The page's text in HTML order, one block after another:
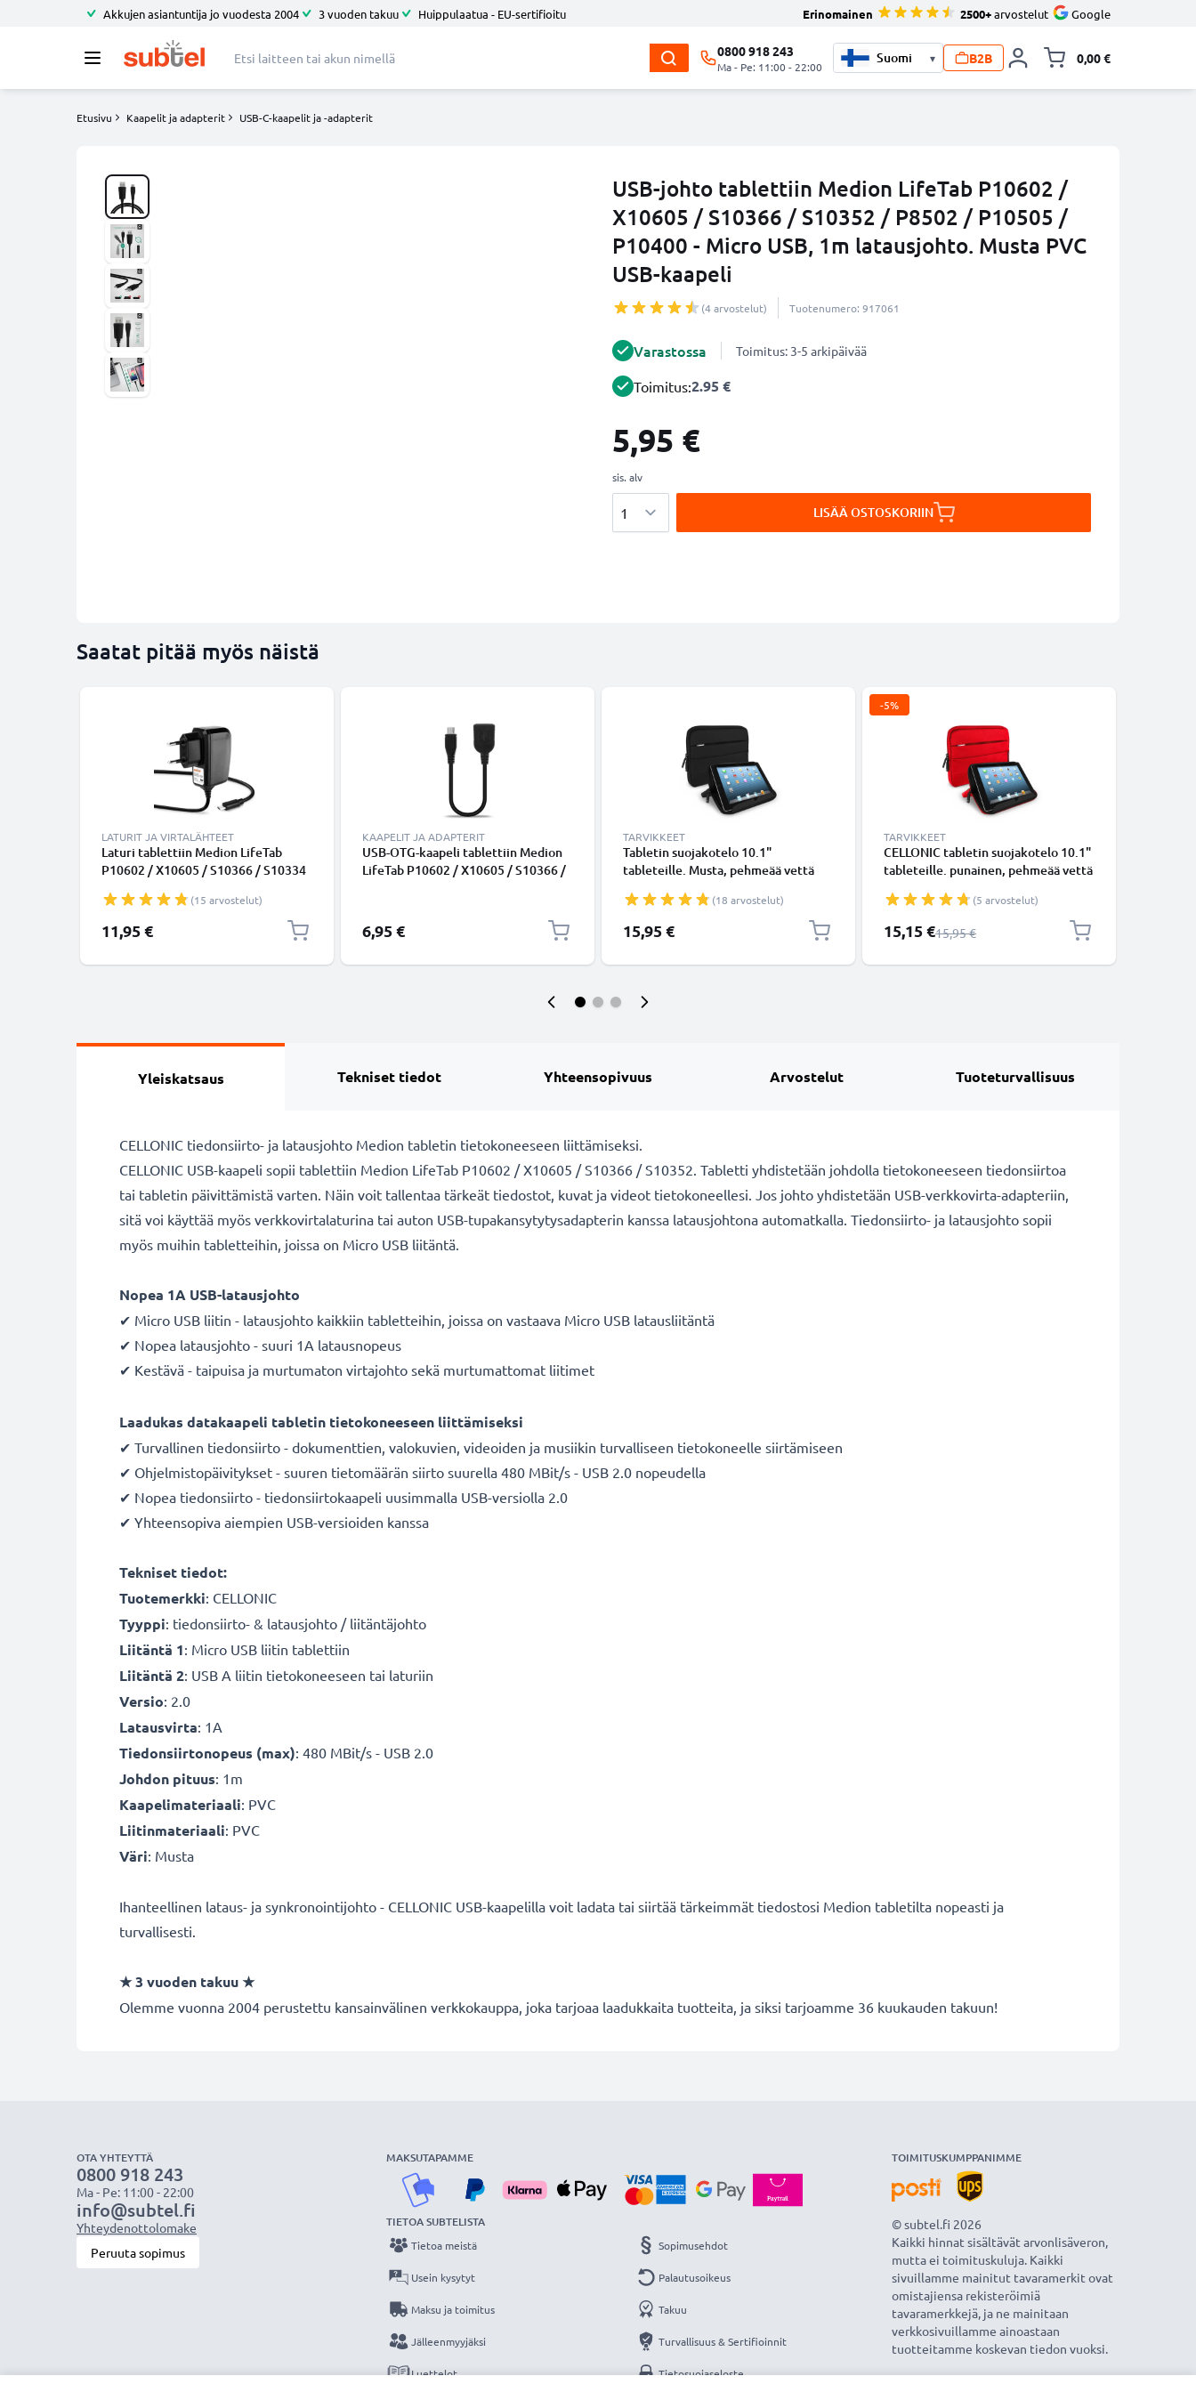
Akkujen asiantuntija jo vuodesta 2004 3 vuoden takuu Huippulaatua - EU-sertifioitu Erinomainen 2500+arvostelut Google
0800 918 243
Ma - Pe: 11:00 - 22:00
▾ B2B 0,00 €
Etusivu Kaapelit ja adapterit USB-C-kaapelit ja -adapterit
USB-johto tablettiin Medion LifeTab P10602 /
X10605 / S10366 / S10352 / P8502 / P10505 /
P10400 - Micro USB, 1m latausjohto. Musta PVC
USB-kaapeli
(4 arvostelut) Tuotenumero: 917061
Varastossa Toimitus: 3-5 arkipäivää
Toimitus:2.95 €
5,95 €
sis. alv
LISÄÄ OSTOSKORIIN
Saatat pitää myös näistä
LATURIT JA VIRTALÄHTEET
Laturi tablettiin Medion LifeTab
P10602 / X10605 / S10366 / S10334
/ P10400 - 10W, 5V, tarvikelaturi,
1.2m virtajohto, laturi
(15 arvostelut)
11,95 €
KAAPELIT JA ADAPTERIT
USB-OTG-kaapeli tablettiin Medion
LifeTab P10602 / X10605 / S10366 /
A, Musta OTG-adapteri, On The Go
6,95 €
TARVIKKEET
Tabletin suojakotelo 10.1"
tableteille. Musta, pehmeää vettä
pehmuste, toimii myös jalustana,
CELLONIC
(18 arvostelut)
15,95 €
-5%
TARVIKKEET
CELLONIC tabletin suojakotelo 10.1"
tableteille. punainen, pehmeää vettä
pehmuste, toimii myös jalustana
(5 arvostelut)
Erikoishinta
15,15 €Normaali hinta
15,95 €
Yleiskatsaus Tekniset tiedot Yhteensopivuus Arvostelut Tuoteturvallisuus
CELLONIC tiedonsiirto- ja latausjohto Medion tabletin tietokoneeseen liittämiseksi.
CELLONIC USB-kaapeli sopii tablettiin Medion LifeTab P10602 / X10605 / S10366 / S10352. Tabletti yhdistetään johdolla tietokoneeseen tiedonsiirtoa
tai tabletin päivittämistä varten. Näin voit tallentaa tärkeät tiedostot, kuvat ja videot tietokoneellesi. Jos johto yhdistetään USB-verkkovirta-adapteriin,
sitä voi käyttää myös verkkovirtalaturina tai auton USB-tupakansytytysadapterin kanssa latausjohtona automatkalla. Tiedonsiirto- ja latausjohto sopii
myös muihin tabletteihin, joissa on Micro USB liitäntä.
Nopea 1A USB-latausjohto
✔ Micro USB liitin - latausjohto kaikkiin tabletteihin, joissa on vastaava Micro USB latausliitäntä
✔ Nopea latausjohto - suuri 1A latausnopeus
✔ Kestävä - taipuisa ja murtumaton virtajohto sekä murtumattomat liitimet
Laadukas datakaapeli tabletin tietokoneeseen liittämiseksi
✔ Turvallinen tiedonsiirto - dokumenttien, valokuvien, videoiden ja musiikin turvalliseen tietokoneelle siirtämiseen
✔ Ohjelmistopäivitykset - suuren tietomäärän siirto suurella 480 MBit/s - USB 2.0 nopeudella
✔ Nopea tiedonsiirto - tiedonsiirtokaapeli uusimmalla USB-versiolla 2.0
✔ Yhteensopiva aiempien USB-versioiden kanssa
Tekniset tiedot:
Tuotemerkki: CELLONIC
Tyyppi: tiedonsiirto- & latausjohto / liitäntäjohto
Liitäntä 1: Micro USB liitin tablettiin
Liitäntä 2: USB A liitin tietokoneeseen tai laturiin
Versio: 2.0
Latausvirta: 1A
Tiedonsiirtonopeus (max): 480 MBit/s - USB 2.0
Johdon pituus: 1m
Kaapelimateriaali: PVC
Liitinmateriaali: PVC
Väri: Musta
Ihanteellinen lataus- ja synkronointijohto - CELLONIC USB-kaapelilla voit ladata tai siirtää tärkeimmät tiedostosi Medion tabletilta nopeasti ja
turvallisesti.
★3 vuoden takuu★
Olemme vuonna 2004 perustettu kansainvälinen verkkokauppa, joka tarjoaa laadukkaita tuotteita, ja siksi tarjoamme 36 kuukauden takuun!
OTA YHTEYTTÄ
0800 918 243
Ma - Pe: 11:00 - 22:00
info@subtel.fi
Yhteydenottolomake
Peruuta sopimus
MAKSUTAPAMME
TIETOA SUBTELISTA
Tietoa meistä
Usein kysytyt
Maksu ja toimitus
Jälleenmyyjäksi
Luettelot
Sopimusehdot
Palautusoikeus
Takuu
Turvallisuus & Sertifioinnit
Tietosuojaseloste
TOIMITUSKUMPPANIMME
© subtel.fi 2026
Kaikki hinnat sisältävät arvonlisäveron,
mutta ei toimituskuluja. Kaikki
sivuillamme mainitut tavaramerkit ovat
omistajiensa rekisteröimiä
tavaramerkkejä, ja ne mainitaan
verkkosivuillamme ainoastaan
tuotteitamme koskevan tiedon vuoksi.